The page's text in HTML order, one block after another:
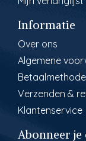
Informatie
Over ons
Algemene
Verzenden &
Klantenservice
Abonneer